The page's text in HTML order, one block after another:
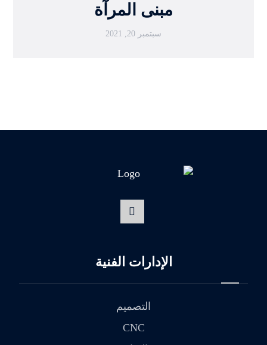
مبنى المرآة
سبتمبر 20, 2021
الإدارات الفنية
التصميم
CNC